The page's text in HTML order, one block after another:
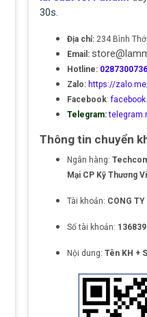
30s.
Địa chỉ: 234 Bình
Email:
Hotline:
Zalo: https://
Facebook:
Telegram:
Thông tin chuyển
Ngân hàng:
Mại CP Kỹ Thương
Tài khoản: CONG
Số tài khoản:
Nội dung: Tên KH +